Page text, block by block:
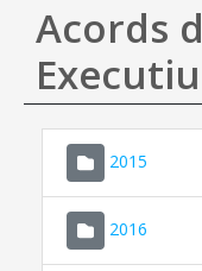
Acords
Executiu
2015
2016